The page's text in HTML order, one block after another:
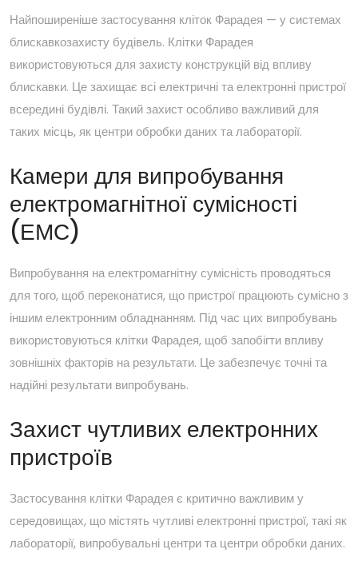
Найпоширеніше застосування кліток Фарадея — у системах
блискавкозахисту будівель. Клітки Фарадея
використовуються для захисту конструкцій від впливу
блискавки. Це захищає всі електричні та електронні пристрої
всередині будівлі. Такий захист особливо важливий для
таких місць, як центри обробки даних та лабораторії.
Камери для випробування
електромагнітної сумісності
(ЕМС)
Випробування на електромагнітну сумісність проводяться
для того, щоб переконатися, що пристрої працюють сумісно з
іншим електронним обладнанням. Під час цих випробувань
використовуються клітки Фарадея, щоб запобігти впливу
зовнішніх факторів на результати. Це забезпечує точні та
надійні результати випробувань.
Захист чутливих електронних
пристроїв
Застосування клітки Фарадея є критично важливим у
середовищах, що містять чутливі електронні пристрої, такі як
лабораторії, випробувальні центри та центри обробки даних.